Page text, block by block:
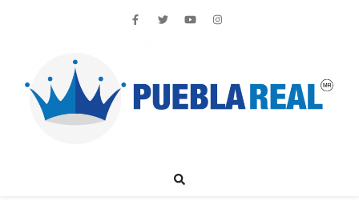
Noticias de actualidad de Puebla, México y el mundo